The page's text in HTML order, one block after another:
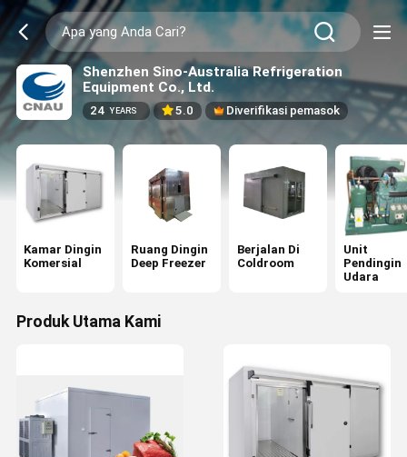
Shenzhen Sino-Australia Refrigeration
Equipment Co., Ltd.
24 YEARS 5.0 Diverifikasi pemasok
Kamar Dingin
Komersial
Ruang Dingin
Deep Freezer
Berjalan Di
Coldroom
Unit
Pendingin
Udara
Produk Utama Kami